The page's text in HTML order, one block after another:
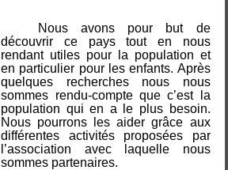
Nous avons pour but de
découvrir ce pays tout en nous
rendant utiles pour la population et
en particulier pour les enfants. Après
quelques recherches nous nous
sommes rendu-compte que c’est la
population qui en a le plus besoin.
Nous pourrons les aider grâce aux
différentes activités proposées par
l’association avec laquelle nous
sommes partenaires.